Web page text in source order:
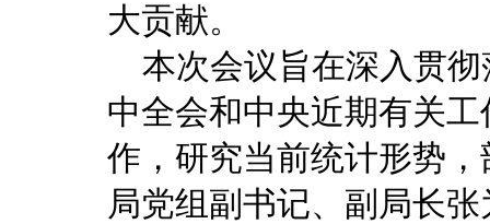
大贡献。
本次会议旨在深入贯彻
中全会和中央近期有关
作，研究当前统计形势
局党组副书记、副局长